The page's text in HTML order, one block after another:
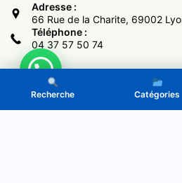
Adresse :
66 Rue de la Charite, 69002
Téléphone :
04 37 57 50 74
Copyright © 2017 - El Monumental
Recherche Catégories